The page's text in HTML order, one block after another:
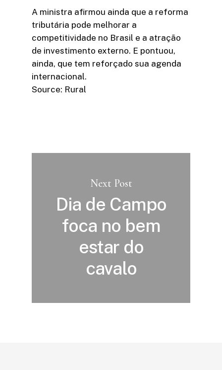
A ministra afirmou ainda que a reforma
tributária pode melhorar a
competitividade no Brasil e a atração
de investimento externo. E pontuou,
ainda, que tem reforçado sua agenda
internacional.
Source: Rural
Next Post
Dia de Campo
foca no bem
estar do
cavalo